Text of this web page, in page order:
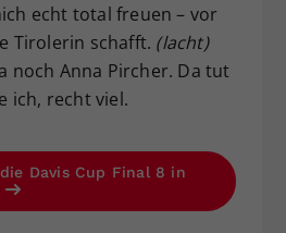
echt total freuen – vor
Tirolerin schafft. (lacht)
noch Anna Pircher. Da tut
ich, recht viel.
Davis Cup Final 8 in